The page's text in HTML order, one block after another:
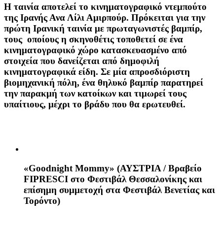
Η ταινία αποτελεί το κινηματογραφικό ντεμπούτο
της Ιρανής Ανα Λίλι Αμιρπούρ. Πρόκειται για την
πρώτη Ιρανική ταινία με πρωταγωνιστές βαμπίρ,
τους οποίους η σκηνοθέτις τοποθετεί σε ένα
κινηματογραφικό χώρο κατασκευασμένο από
στοιχεία που δανείζεται από δημοφιλή
κινηματογραφικά είδη. Σε μία απροσδιόριστη
βιομηχανική πόλη, ένα θηλυκό βαμπίρ παρατηρεί
την παρακμή των κατοίκων και τιμωρεί τους
υπαίτιους, μέχρι το βράδυ που θα ερωτευθεί.
«Goodnight Mommy» (ΑΥΣΤΡΙΑ / Βραβείο
FIPRESCI στο Φεστιβάλ Θεσσαλονίκης και
επίσημη συμμετοχή στα Φεστιβάλ Βενετίας και
Τορόντο)